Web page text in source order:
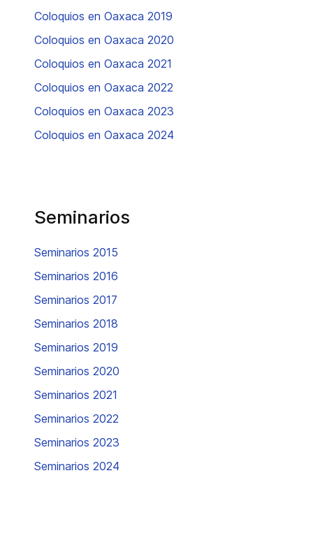
Coloquios en Oaxaca 2019
Coloquios en Oaxaca 2020
Coloquios en Oaxaca 2021
Coloquios en Oaxaca 2022
Coloquios en Oaxaca 2023
Coloquios en Oaxaca 2024
Seminarios
Seminarios 2015
Seminarios 2016
Seminarios 2017
Seminarios 2018
Seminarios 2019
Seminarios 2020
Seminarios 2021
Seminarios 2022
Seminarios 2023
Seminarios 2024